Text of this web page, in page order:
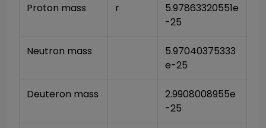
Proton mass r
5.97863320551e
-25
Neutron mass
5.97040375333
e-25
Deuteron mass
2.9908008955e
-25